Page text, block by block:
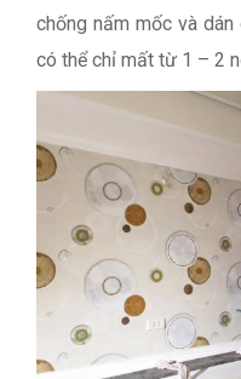
chống nấm mốc và
có thể chỉ mất từ 1 – 2